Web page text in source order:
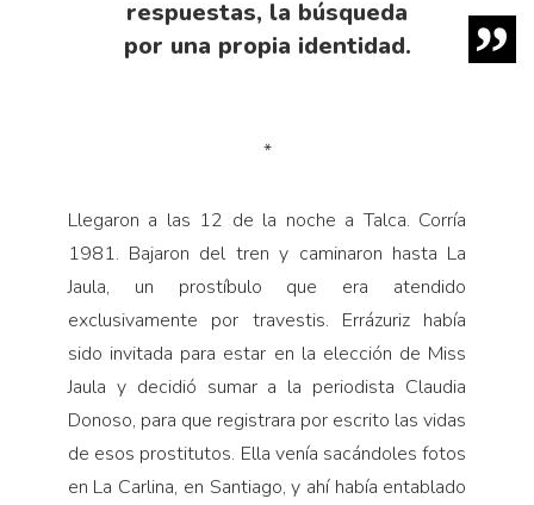
respuestas, la búsqueda
por una propia identidad.
*
Llegaron a las 12 de la noche a Talca. Corría
1981. Bajaron del tren y caminaron hasta La
Jaula, un prostíbulo que era atendido
exclusivamente por travestis. Errázuriz había
sido invitada para estar en la elección de Miss
Jaula y decidió sumar a la periodista Claudia
Donoso, para que registrara por escrito las vidas
de esos prostitutos. Ella venía sacándoles fotos
en La Carlina, en Santiago, y ahí había entablado